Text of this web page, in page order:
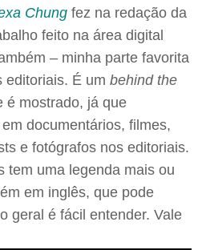
Chung fez na redação da
feito na área digital
– minha parte favorita
editoriais. É um behind the
é mostrado, já que
documentários, filmes,
e fotógrafos nos editoriais.
tem uma legenda mais ou
em inglês, que pode
geral é fácil entender. Vale